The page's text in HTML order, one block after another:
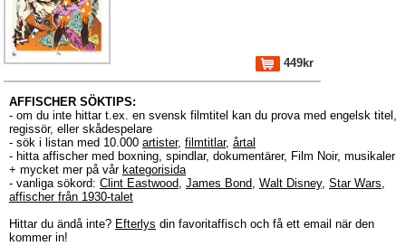
449kr
AFFISCHER SÖKTIPS:
- om du inte hittar t.ex. en svensk filmtitel kan du prova med engelsk titel,
regissör, eller skådespelare
- sök i listan med 10.000 artister, filmtitlar, årtal
- hitta affischer med boxning, spindlar, dokumentärer, Film Noir, musikaler
+ mycket mer på vår kategorisida
- vanliga sökord: Clint Eastwood, James Bond, Walt Disney, Star Wars,
affischer från 1930-talet
Hittar du ändå inte? Efterlys din favoritaffisch och få ett email när den
kommer in!